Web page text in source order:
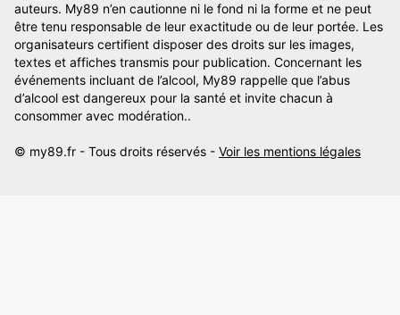
auteurs. My89 n’en cautionne ni le fond ni la forme et ne peut
être tenu responsable de leur exactitude ou de leur portée. Les
organisateurs certifient disposer des droits sur les images,
textes et affiches transmis pour publication. Concernant les
événements incluant de l’alcool, My89 rappelle que l’abus
d’alcool est dangereux pour la santé et invite chacun à
consommer avec modération..
© my89.fr - Tous droits réservés - Voir les mentions légales